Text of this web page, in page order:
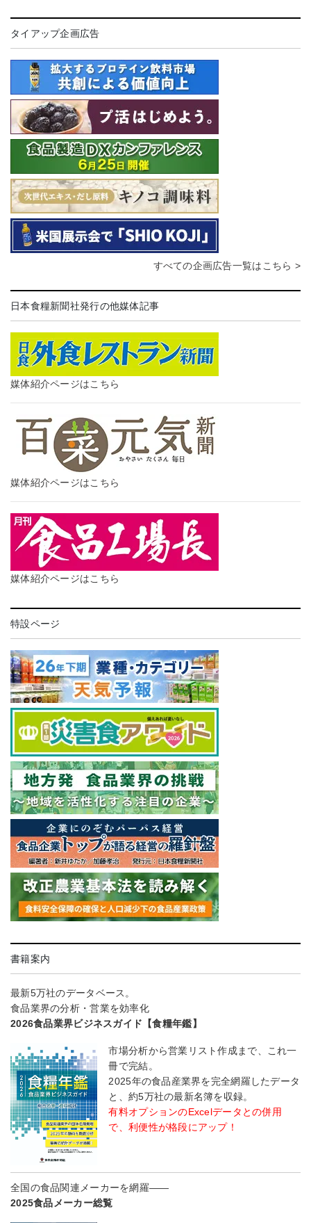
タイアップ企画広告
すべての企画広告一覧はこちら >
日本食糧新聞社発行の他媒体記事
媒体紹介ページはこちら
媒体紹介ページはこちら
媒体紹介ページはこちら
特設ページ
書籍案内
最新5万社のデータベース。
食品業界の分析・営業を効率化
2026食品業界ビジネスガイド【食糧年鑑】
市場分析から営業リスト作成まで、これ一
冊で完結。
2025年の食品産業界を完全網羅したデータ
と、約5万社の最新名簿を収録。
有料オプションのExcelデータとの併用
で、利便性が格段にアップ！
全国の食品関連メーカーを網羅――
2025食品メーカー総覧